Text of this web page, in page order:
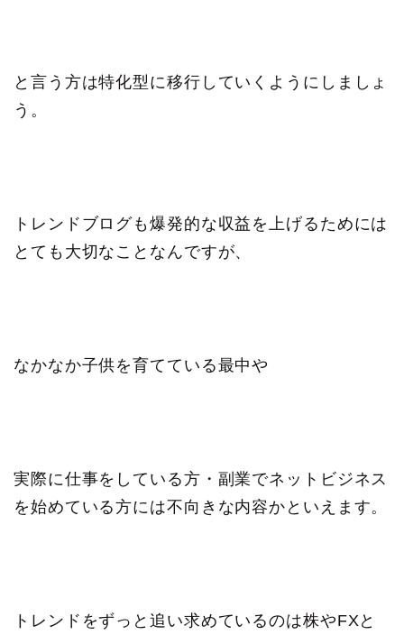
と言う方は特化型に移行していくようにしましょ
う。
トレンドブログも爆発的な収益を上げるためには
とても大切なことなんですが、
なかなか子供を育てている最中や
実際に仕事をしている方・副業でネットビジネス
を始めている方には不向きな内容かといえます。
トレンドをずっと追い求めているのは株やFXと